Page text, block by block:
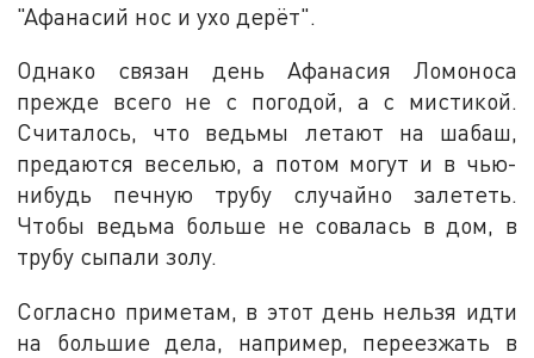
"Афанасий нос и ухо дерёт".
Однако связан день Афанасия Ломоноса
прежде всего не с погодой, а с мистикой.
Считалось, что ведьмы летают на шабаш,
предаются веселью, а потом могут и в чью-
нибудь печную трубу случайно залететь.
Чтобы ведьма больше не совалась в дом, в
трубу сыпали золу.
Согласно приметам, в этот день нельзя идти
на большие дела, например, переезжать в